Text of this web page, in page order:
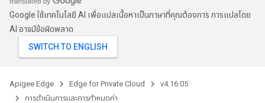
Google ใช้เทคโนโลยี AI เพื่อแปลเนื้อหาเป็นภาษาที่คุณต้องการ การแปลโดย
AI อาจมีข้อผิดพลาด
Apigee Edge Edge for Private Cloud
v4.16.05
การดําเนินการและการกําหนดค่า